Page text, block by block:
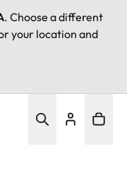
. Choose a different
your location and